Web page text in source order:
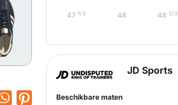
JD Sports
Beschikbare maten
47 1/3 48 482/3